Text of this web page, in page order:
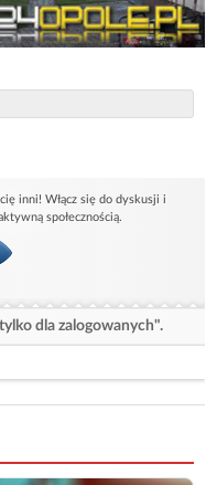
inni! Włącz się do dyskusji i
społecznością.
dla zalogowanych".